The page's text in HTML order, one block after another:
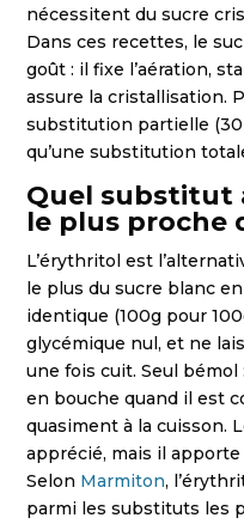
nécessitent du sucre
Dans ces recettes, le
goût : il fixe l’aération,
assure la cristallisation.
substitution partielle (30
qu’une substitution
Quel substitut
le plus proche
L’érythritol est
le plus du sucre blanc
identique (100g pour
glycémique nul, et ne
une fois cuit. Seul
en bouche quand il est
quasiment à la cuisson.
apprécié, mais il
Selon Marmiton,
parmi les substituts les